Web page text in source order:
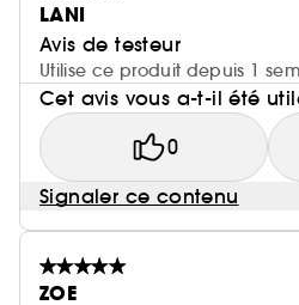
LANI
Avis de testeur
Utilise ce produit depuis 1
Cet avis vous a-t-il été
0
Signaler ce contenu
ZOE